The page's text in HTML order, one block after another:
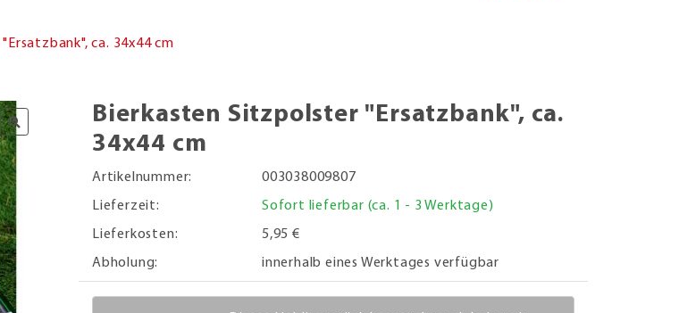
ca. 34x44 cm
Bierkasten Sitzpolster "Ersatzbank", ca.
34x44 cm
Artikelnummer:
003038009807
Lieferzeit:
Sofort lieferbar (ca. 1 - 3 Werktage)
Lieferkosten:
5,95 €
Abholung:
innerhalb eines Werktages verfügbar